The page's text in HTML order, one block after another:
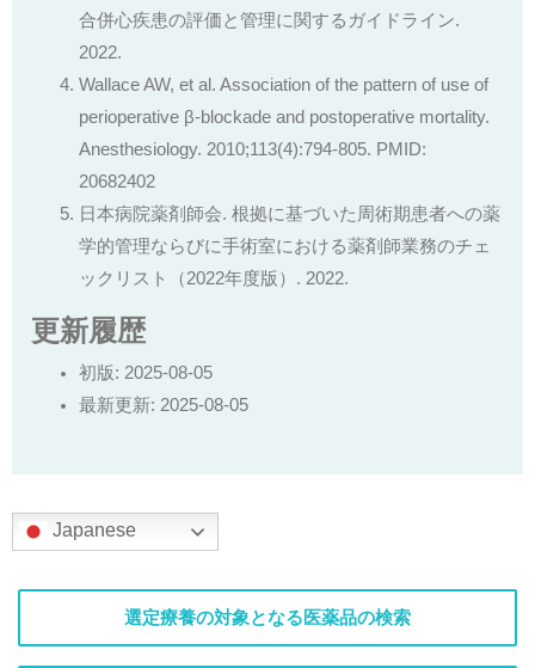
合併心疾患の評価と管理に関するガイドライン.
2022.
Wallace AW, et al. Association of the pattern of use of
perioperative β-blockade and postoperative mortality.
Anesthesiology. 2010;113(4):794-805. PMID:
20682402
日本病院薬剤師会. 根拠に基づいた周術期患者への薬
学的管理ならびに手術室における薬剤師業務のチェ
ックリスト（2022年度版）. 2022.
更新履歴
初版: 2025-08-05
最新更新: 2025-08-05
Japanese
選定療養の対象となる医薬品の検索